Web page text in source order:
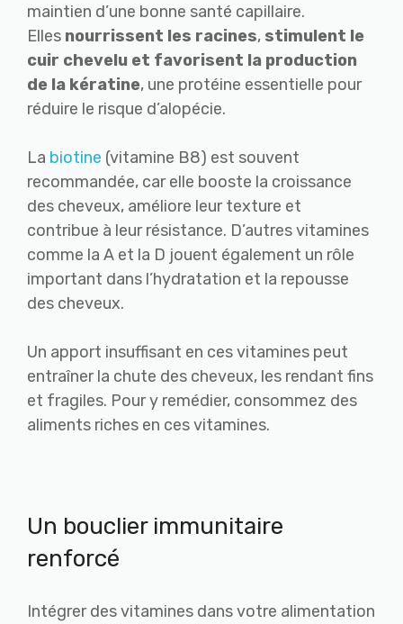
maintien d’une bonne santé capillaire.
Elles nourrissent les racines, stimulent le
cuir chevelu et favorisent la production
de la kératine, une protéine essentielle pour
réduire le risque d’alopécie.
La biotine (vitamine B8) est souvent
recommandée, car elle booste la croissance
des cheveux, améliore leur texture et
contribue à leur résistance. D’autres vitamines
comme la A et la D jouent également un rôle
important dans l’hydratation et la repousse
des cheveux.
Un apport insuffisant en ces vitamines peut
entraîner la chute des cheveux, les rendant fins
et fragiles. Pour y remédier, consommez des
aliments riches en ces vitamines.
Un bouclier immunitaire
renforcé
Intégrer des vitamines dans votre alimentation